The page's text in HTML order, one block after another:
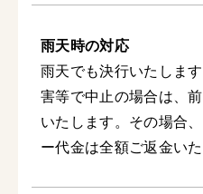
雨天時の対応
雨天でも決行いたしま
害等で中止の場合は、
いたします。その場合
ー代金は全額ご返金いた